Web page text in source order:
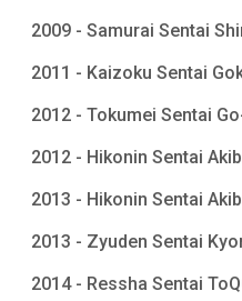
2009 - Samurai Sentai
2011 - Kaizoku Sentai
2012 - Tokumei Sentai
2012 - Hikonin Sentai
2013 - Hikonin Sentai
2013 - Zyuden Sentai
2014 - Ressha Sentai